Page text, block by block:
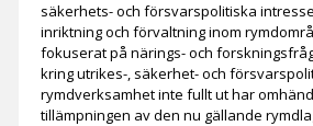
säkerhets- och försvarspolitiska
inriktning och förvaltning inom
fokuserat på närings- och
kring utrikes-, säkerhet- och
rymdverksamhet inte fullt ut har
tillämpningen av den nu gällande